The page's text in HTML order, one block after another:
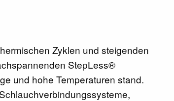
Zyklen und steigenden
StepLess®
und hohe Temperaturen stand.